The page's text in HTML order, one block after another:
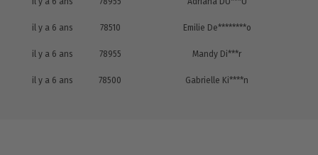
il y a 6 ans 78510 Emilie De********o
il y a 6 ans 78955 Mandy Di***r
il y a 6 ans 78500 Gabrielle Ki****n